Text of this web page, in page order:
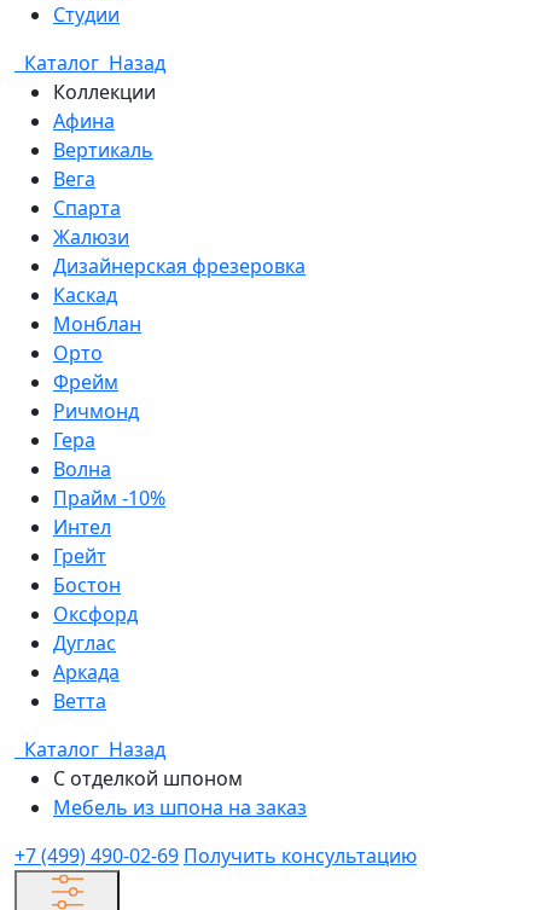
Студии
Каталог Назад
Коллекции
Афина
Вертикаль
Вега
Спарта
Жалюзи
Дизайнерская фрезеровка
Каскад
Монблан
Орто
Фрейм
Ричмонд
Гера
Волна
Прайм -10%
Интел
Грейт
Бостон
Оксфорд
Дуглас
Аркада
Ветта
Каталог Назад
С отделкой шпоном
Мебель из шпона на заказ
+7 (499) 490-02-69 Получить консультацию